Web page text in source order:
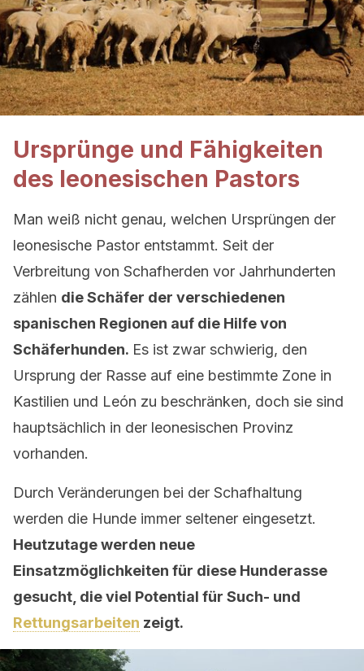
Ursprünge und Fähigkeiten
des leonesischen Pastors
Man weiß nicht genau, welchen Ursprüngen der
leonesische Pastor entstammt. Seit der
Verbreitung von Schafherden vor Jahrhunderten
zählen die Schäfer der verschiedenen
spanischen Regionen auf die Hilfe von
Schäferhunden. Es ist zwar schwierig, den
Ursprung der Rasse auf eine bestimmte Zone in
Kastilien und León zu beschränken, doch sie sind
hauptsächlich in der leonesischen Provinz
vorhanden.
Durch Veränderungen bei der Schafhaltung
werden die Hunde immer seltener eingesetzt.
Heutzutage werden neue
Einsatzmöglichkeiten für diese Hunderasse
gesucht, die viel Potential für Such- und
Rettungsarbeiten zeigt.